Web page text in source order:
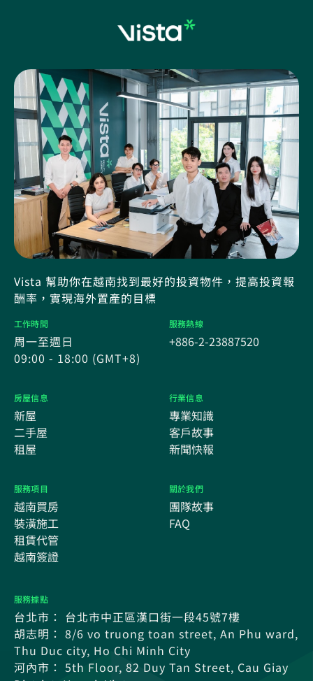
Vista 幫助你在越南找到最好的投資物件，提高投資報
酬率，實現海外置產的目標
工作時間
周一至週日
09:00 - 18:00 (GMT+8)
服務熱線
+886-2-23887520
房屋信息
新屋
二手屋
租屋
行業信息
專業知識
客戶故事
新聞快報
服務項目
越南買房
裝潢施工
租賃代管
越南簽證
關於我們
團隊故事
FAQ
服務據點
台北市： 台北市中正區漢口街一段45號7樓
胡志明： 8/6 vo truong toan street, An Phu ward,
Thu Duc city, Ho Chi Minh City
河內市： 5th Floor, 82 Duy Tan Street, Cau Giay